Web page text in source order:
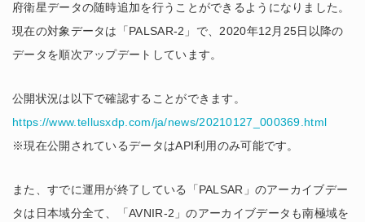
府衛星データの随時追加を行うことができるようになりました。
現在の対象データは「PALSAR-2」で、2020年12月25日以降の
データを順次アップデートしています。
公開状況は以下で確認することができます。
https://www.tellusxdp.com/ja/news/20210127_000369.html
※現在公開されているデータはAPI利用のみ可能です。
また、すでに運用が終了している「PALSAR」のアーカイブデー
タは日本域分全て、「AVNIR-2」のアーカイブデータも南極域を